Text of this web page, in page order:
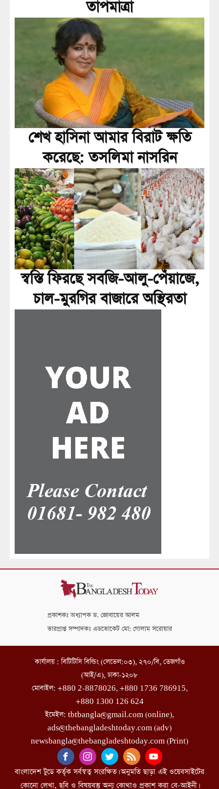
তাপমাত্রা
শেখ হাসিনা আমার বিরাট ক্ষতি
করেছে: তসলিমা নাসরিন
স্বস্তি ফিরছে সবজি-আলু-পেঁয়াজে,
চাল-মুরগির বাজারে অস্থিরতা
প্রকাশকঃ অধ্যাপক ড. জোবায়ের আলম
ভারপ্রাপ্ত সম্পাদকঃ এডভোকেট মো: গোলাম সরোয়ার
কার্যালয় : বিটিটিসি বিল্ডিং (লেভেল:০৩), ২৭০/বি, তেজগাঁও
(আই/এ), ঢাকা-১২০৮
মোবাইল: +880 2-8878026, +880 1736 786915,
+880 1300 126 624
ইমেইল: tbtbangla@gmail.com (online),
ads@thebangladeshtoday.com (adv)
newsbangla@thebangladeshtoday.com (Print)
বাংলাদেশ টুডে কর্তৃক সর্বস্বত্ব সংরক্ষিত। অনুমতি ছাড়া এই ওয়েবসাইটের
কোনো লেখা, ছবি ও বিষয়বস্তু অন্য কোথাও প্রকাশ করা বে-আইনী।